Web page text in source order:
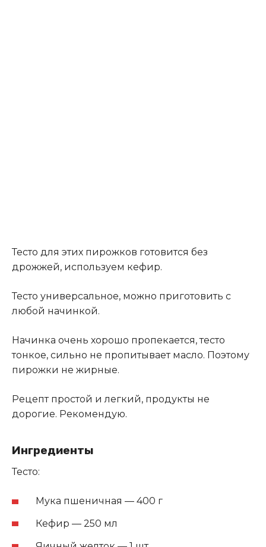
Тесто для этих пирожков готовится без
дрожжей, используем кефир.
Тесто универсальное, можно приготовить с
любой начинкой.
Начинка очень хорошо пропекается, тесто
тонкое, сильно не пропитывает масло. Поэтому
пирожки не жирные.
Рецепт простой и легкий, продукты не
дорогие. Рекомендую.
Ингредиенты
Тесто:
Мука пшеничная — 400 г
Кефир — 250 мл